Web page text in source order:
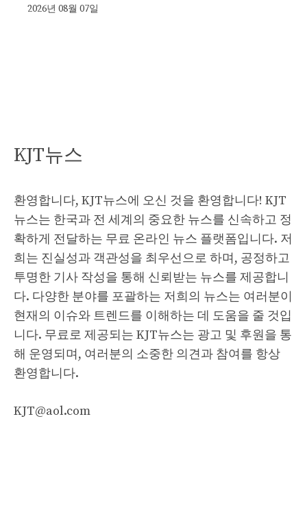
2026년 08월 07일
KJT뉴스
환영합니다, KJT뉴스에 오신 것을 환영합니다! KJT
뉴스는 한국과 전 세계의 중요한 뉴스를 신속하고 정
확하게 전달하는 무료 온라인 뉴스 플랫폼입니다. 저
희는 진실성과 객관성을 최우선으로 하며, 공정하고
투명한 기사 작성을 통해 신뢰받는 뉴스를 제공합니
다. 다양한 분야를 포괄하는 저희의 뉴스는 여러분이
현재의 이슈와 트렌드를 이해하는 데 도움을 줄 것입
니다. 무료로 제공되는 KJT뉴스는 광고 및 후원을 통
해 운영되며, 여러분의 소중한 의견과 참여를 항상
환영합니다.
KJT@aol.com